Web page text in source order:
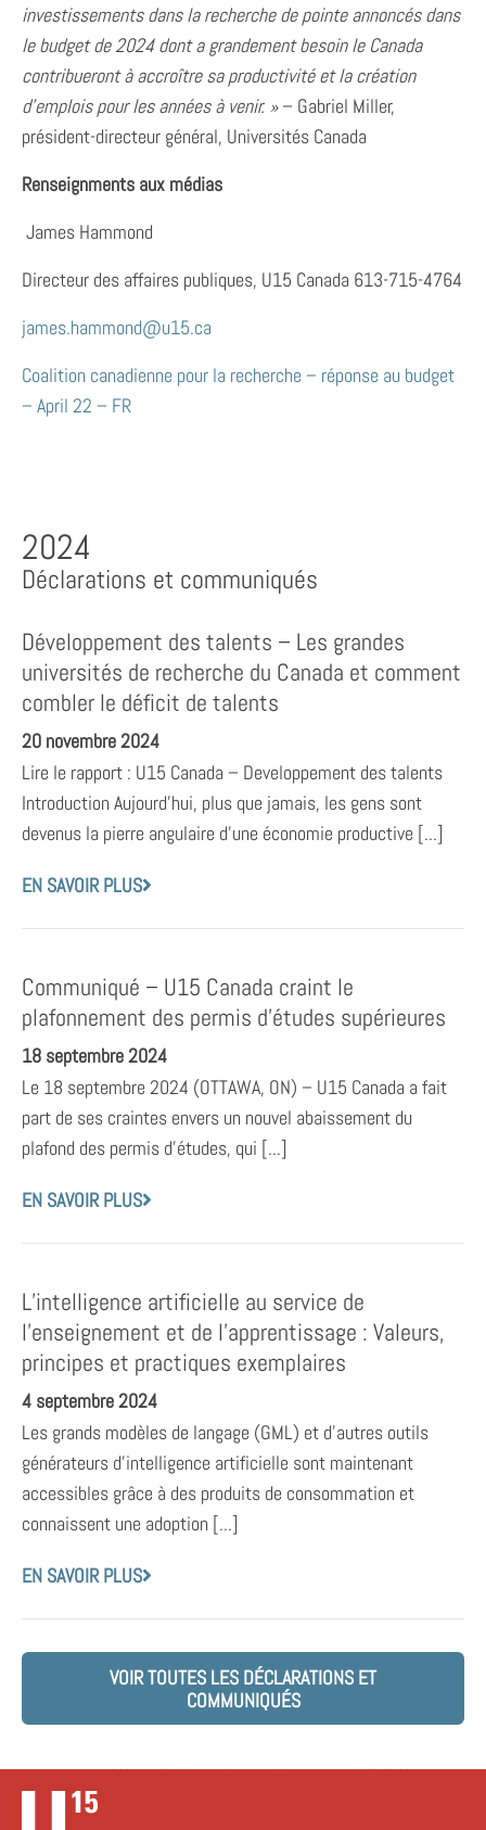
investissements dans la recherche de pointe annoncés dans
le budget de 2024 dont a grandement besoin le Canada
contribueront à accroître sa productivité et la création
d’emplois pour les années à venir. »– Gabriel Miller,
président-directeur général, Universités Canada
Renseignments aux médias
James Hammond
Directeur des affaires publiques, U15 Canada 613-715-4764
james.hammond@u15.ca
Coalition canadienne pour la recherche – réponse au budget
– April 22 – FR
2024
Déclarations et communiqués
Développement des talents – Les grandes
universités de recherche du Canada et comment
combler le déficit de talents
20 novembre 2024
Lire le rapport : U15 Canada – Developpement des talents
Introduction Aujourd’hui, plus que jamais, les gens sont
devenus la pierre angulaire d’une économie productive [...]
EN SAVOIR PLUS
Communiqué – U15 Canada craint le
plafonnement des permis d’études supérieures
18 septembre 2024
Le 18 septembre 2024 (OTTAWA, ON) – U15 Canada a fait
part de ses craintes envers un nouvel abaissement du
plafond des permis d’études, qui [...]
EN SAVOIR PLUS
L’intelligence artificielle au service de
l’enseignement et de l’apprentissage : Valeurs,
principes et practiques exemplaires
4 septembre 2024
Les grands modèles de langage (GML) et d’autres outils
générateurs d’intelligence artificielle sont maintenant
accessibles grâce à des produits de consommation et
connaissent une adoption [...]
EN SAVOIR PLUS
VOIR TOUTES LES DÉCLARATIONS ET
COMMUNIQUÉS